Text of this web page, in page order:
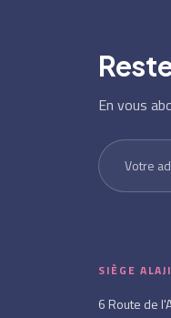
En vous
SIÈGE ALAJI
6 Route de